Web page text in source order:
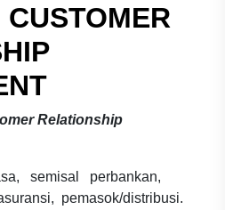
Relationship
semisal perbankan,
pemasok/distribusi.